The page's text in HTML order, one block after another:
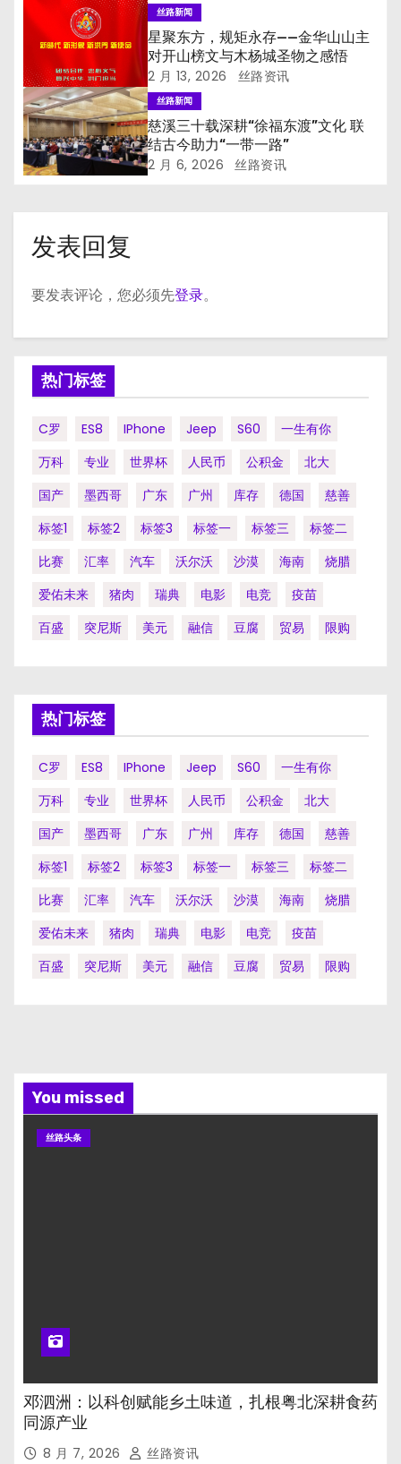
丝路新闻
星聚东方，规矩永存——金华山山主
对开山榜文与木杨城圣物之感悟
2 月 13, 2026 丝路资讯
丝路新闻
慈溪三十载深耕“徐福东渡”文化 联
结古今助力“一带一路”
2 月 6, 2026 丝路资讯
发表回复
要发表评论，您必须先登录。
热门标签
C罗 ES8 IPhone Jeep S60
一生有你
万科
专业 世界杯 人民币 公积金
北大
国产
墨西哥 广东 广州 库存 德国
慈善
标签1
标签2 标签3 标签一 标签三
标签二
比赛
汇率 汽车 沃尔沃 沙漠 海南
烧腊
爱佑未来
猪肉 瑞典 电影 电竞
疫苗
百盛
突尼斯 美元 融信 豆腐 贸易 限购
热门标签
C罗 ES8 IPhone Jeep S60
一生有你
万科
专业 世界杯 人民币 公积金
北大
国产
墨西哥 广东 广州 库存 德国
慈善
标签1
标签2 标签3 标签一 标签三
标签二
比赛
汇率 汽车 沃尔沃 沙漠 海南
烧腊
爱佑未来
猪肉 瑞典 电影 电竞
疫苗
百盛
突尼斯 美元 融信 豆腐 贸易 限购
You missed
丝路头条
邓泗洲：以科创赋能乡土味道，扎根粤北深耕食药
同源产业
8 月 7, 2026 丝路资讯